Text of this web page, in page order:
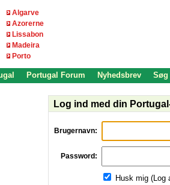
Algarve
Azorerne
Lissabon
Madeira
Porto
Portugal Forum Nyhedsbrev Søg
Log ind med din
Brugernavn:
Password:
Husk mig (Log